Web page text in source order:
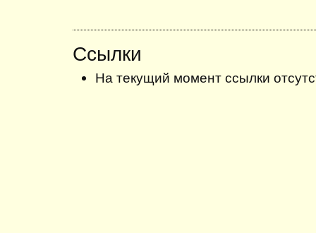
Ссылки
На текущий момент ссылки